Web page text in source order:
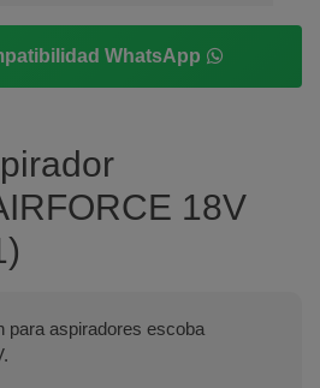
WhatsApp
18V
para aspiradores escoba